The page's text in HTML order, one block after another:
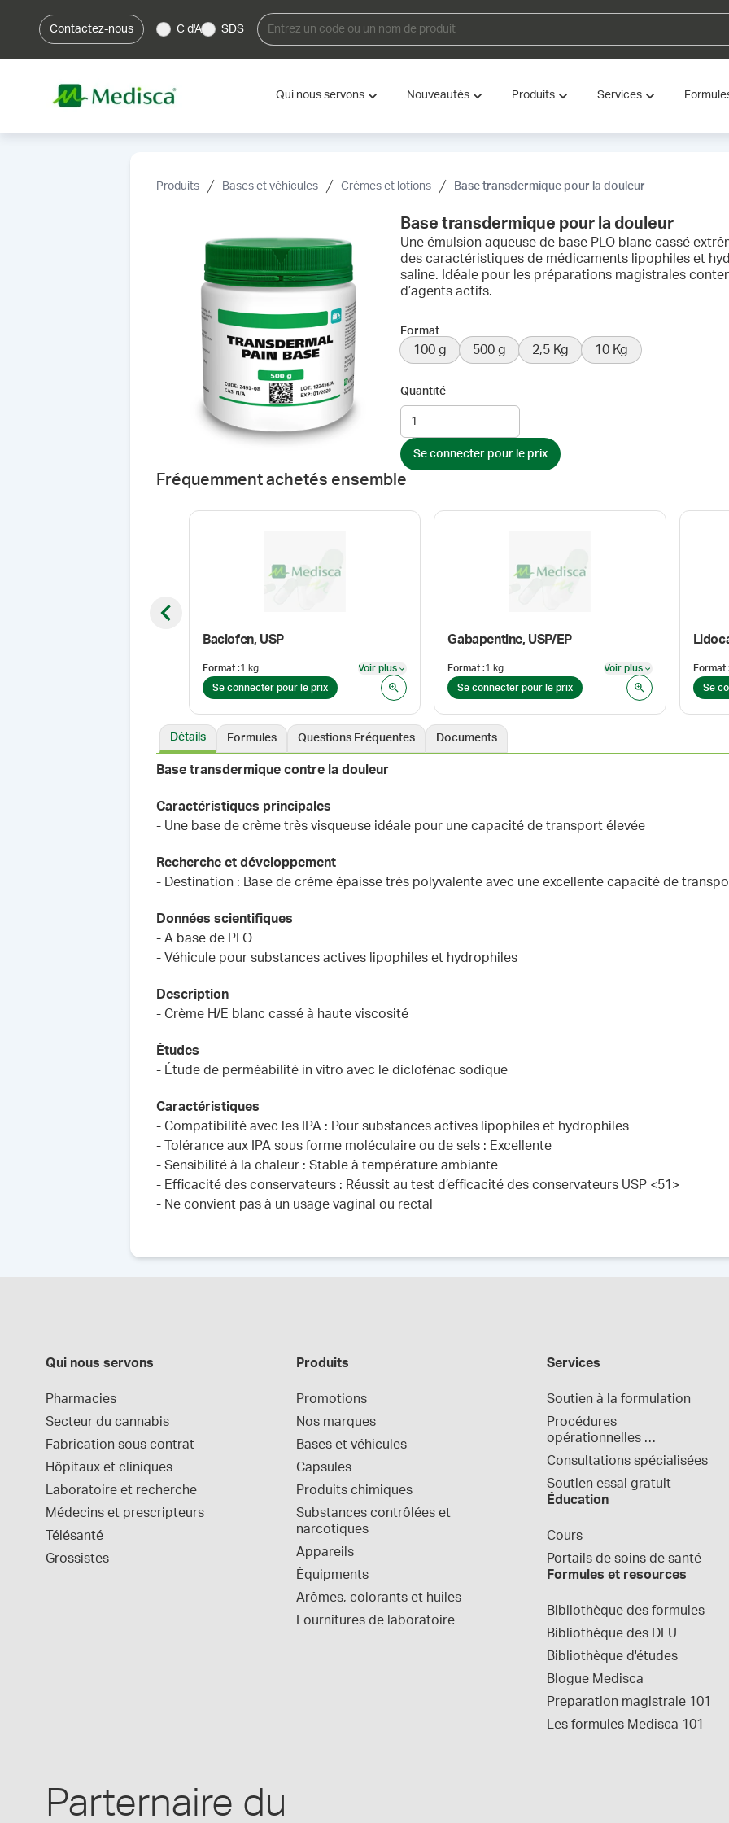
Contactez-nous C d'A SDS
Qui nous servons Nouveautés Produits Services
Produits Bases et véhicules Crèmes et lotions Base transdermique pour la douleur
Base transdermique pour la douleur
Une émulsion aqueuse de base PLO blanc cassé
des caractéristiques de médicaments lipophiles et
saline. Idéale pour les préparations magistrales
d’agents actifs.
Format
100 g 500 g 2,5 Kg 10 Kg
Quantité
Se connecter pour le prix
Fréquemment achetés ensemble
Baclofen, USP
Format :1 kg Voir plus
Se connecter pour le prix
Gabapentine, USP/EP
Format :1 kg Voir plus
Se connecter pour le prix
Format
Se
Previous slide
Détails Formules Questions Fréquentes Documents
Base transdermique contre la douleur
Caractéristiques principales
- Une base de crème très visqueuse idéale pour une capacité de transport élevée
Recherche et développement
- Destination : Base de crème épaisse très polyvalente avec une excellente capacité de
Données scientifiques
- A base de PLO
- Véhicule pour substances actives lipophiles et hydrophiles
Description
- Crème H/E blanc cassé à haute viscosité
Études
- Étude de perméabilité in vitro avec le diclofénac sodique
Caractéristiques
- Compatibilité avec les IPA : Pour substances actives lipophiles et hydrophiles
- Tolérance aux IPA sous forme moléculaire ou de sels : Excellente
- Sensibilité à la chaleur : Stable à température ambiante
- Efficacité des conservateurs : Réussit au test d’efficacité des conservateurs USP <51>
- Ne convient pas à un usage vaginal ou rectal
Qui nous servons
Pharmacies
Secteur du cannabis
Fabrication sous contrat
Hôpitaux et cliniques
Laboratoire et recherche
Médecins et prescripteurs
Télésanté
Grossistes
Produits
Promotions
Nos marques
Bases et véhicules
Capsules
Produits chimiques
Substances contrôlées et
narcotiques
Appareils
Équipments
Arômes, colorants et huiles
Fournitures de laboratoire
Services
Soutien à la formulation
Procédures
opérationnelles
normalisées
Consultations spécialisées
Soutien essai gratuit
Éducation
Cours
Portails de soins de santé
Formules et resources
Bibliothèque des formules
Bibliothèque des DLU
Bibliothèque d'études
Blogue Medisca
Preparation magistrale 101
Les formules Medisca 101
Parternaire du